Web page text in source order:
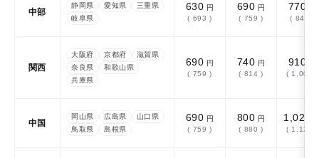
中部
静岡県 愛知県
三重県
岐阜県
630 円
( 693 )
690 円
( 759 )
770
( 847 )
関西
大阪府 京都府
滋賀県
奈良県
和歌山県
兵庫県
690 円
( 759 )
740 円
( 814 )
910
( 1,001 )
中国
岡山県 広島県
山口県
鳥取県
島根県
690 円
( 759 )
800 円
( 880 )
1,020
( 1,122 )